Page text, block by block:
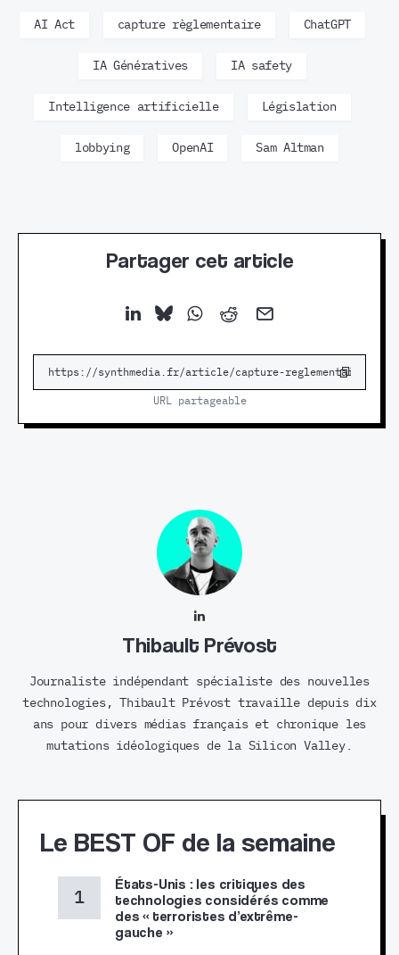
AI Act capture règlementaire ChatGPT
IA Génératives IA safety
Intelligence artificielle Législation
lobbying OpenAI Sam Altman
Partager cet article
URL partageable
Thibault Prévost
Journaliste indépendant spécialiste des nouvelles
technologies, Thibault Prévost travaille depuis dix
ans pour divers médias français et chronique les
mutations idéologiques de la Silicon Valley.
Le BEST OF de la semaine
États-Unis : les critiques des
technologies considérés comme
des « terroristes d’extrême-
gauche »